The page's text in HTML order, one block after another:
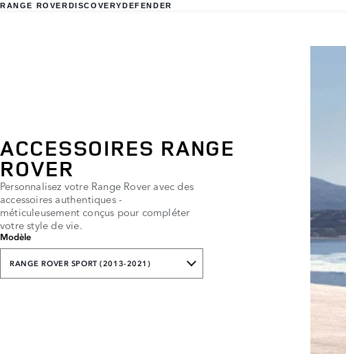
RANGE ROVERDISCOVERYDEFENDER
ACCESSOIRES RANGE
ROVER
Personnalisez votre Range Rover avec des
accessoires authentiques -
méticuleusement conçus pour compléter
votre style de vie.
Modèle
RANGE ROVER SPORT (2013-2021)